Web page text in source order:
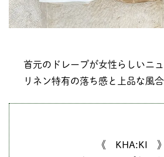
首元のドレープが女性らしいニ
リネン特有の落ち感と上品な風
《 KHA:KI 》